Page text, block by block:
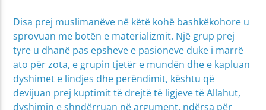
Disa prej muslimanëve në këtë kohë bashkëkohore u
sprovuan me botën e materializmit. Një grup prej
tyre u dhanë pas epsheve e pasioneve duke i marrë
ato për zota, e grupin tjetër e mundën dhe e kapluan
dyshimet e lindjes dhe perëndimit, kështu që
devijuan prej kuptimit të drejtë të ligjeve të Allahut,
dyshimin e shndërruan në argument, ndërsa për